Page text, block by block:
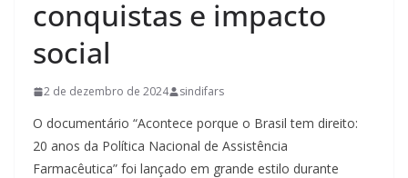
conquistas e impacto
social
2 de dezembro de 2024 sindifars
O documentário “Acontece porque o Brasil tem direito:
20 anos da Política Nacional de Assistência
Farmacêutica” foi lançado em grande estilo durante